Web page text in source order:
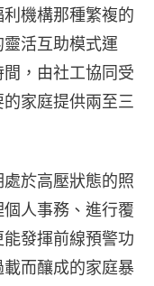
機構那種繁複的
活互助模式運
，由社工協同受
家庭提供兩至三
於高壓狀態的照
人事務、進行覆
發揮前線預警功
而釀成的家庭暴